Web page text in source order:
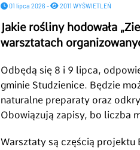
01 lipca 2026 - 2011 WYŚWIETLEŃ
Jakie rośliny hodowała
warsztatach
Odbędą się 8 i 9 lipca,
gminie Studzienice. Będzie
naturalne preparaty oraz
Obowiązują zapisy, bo liczba
Warsztaty są częścią projektu